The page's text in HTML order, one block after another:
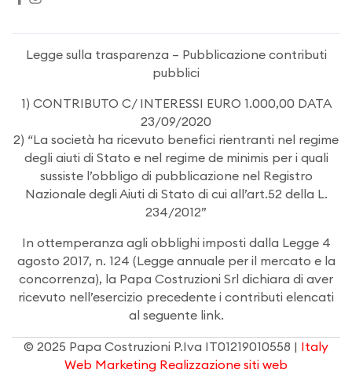
Legge sulla trasparenza – Pubblicazione contributi
pubblici
1) CONTRIBUTO C/ INTERESSI EURO 1.000,00 DATA
23/09/2020
2) “La società ha ricevuto benefici rientranti nel regime
degli aiuti di Stato e nel regime de minimis per i quali
sussiste l’obbligo di pubblicazione nel Registro
Nazionale degli Aiuti di Stato di cui all’art.52 della L.
234/2012”
In ottemperanza agli obblighi imposti dalla Legge 4
agosto 2017, n. 124 (Legge annuale per il mercato e la
concorrenza), la Papa Costruzioni Srl dichiara di aver
ricevuto nell’esercizio precedente i contributi elencati
al seguente link.
© 2025 Papa Costruzioni P.Iva IT01219010558 | Italy
Web Marketing Realizzazione siti web